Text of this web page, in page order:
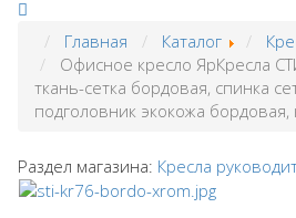
Главная Каталог
Офисное кресло ЯрКресла
ткань-сетка бордовая, спинка
подголовник экокожа бордовая,
Раздел магазина: Кресла